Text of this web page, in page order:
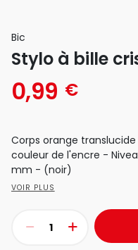
Bic
Stylo à bille
0,99 €
Corps orange
couleur de l'encre -
mm - (noir)
VOIR PLUS